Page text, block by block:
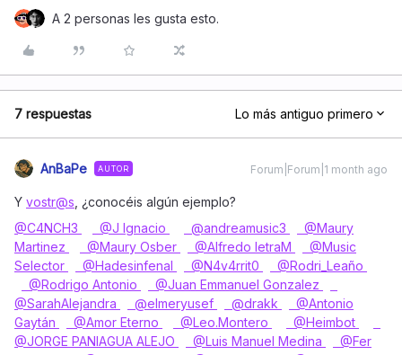
A 2 personas les gusta esto.
7 respuestas Lo más antiguo primero
AnBaPe AUTOR Forum|Forum|1 month ago
Y vostr@s , ¿conocéis algún ejemplo?
@C4NCH3
@J Ignacio @andreamusic3
@Maury
Martinez
@Maury Osber @Alfredo letraM
@Music
Selector
@Hadesinfenal @N4v4rrit0
@Rodri_Leaño
@Rodrigo Antonio @Juan Emmanuel Gonzalez
@SarahAlejandra
@elmeryusef @drakk
@Antonio
Gaytán
@Amor Eterno @Leo.Montero @Heimbot
@JORGE PANIAGUA ALEJO
@Luis Manuel Medina
@Fer